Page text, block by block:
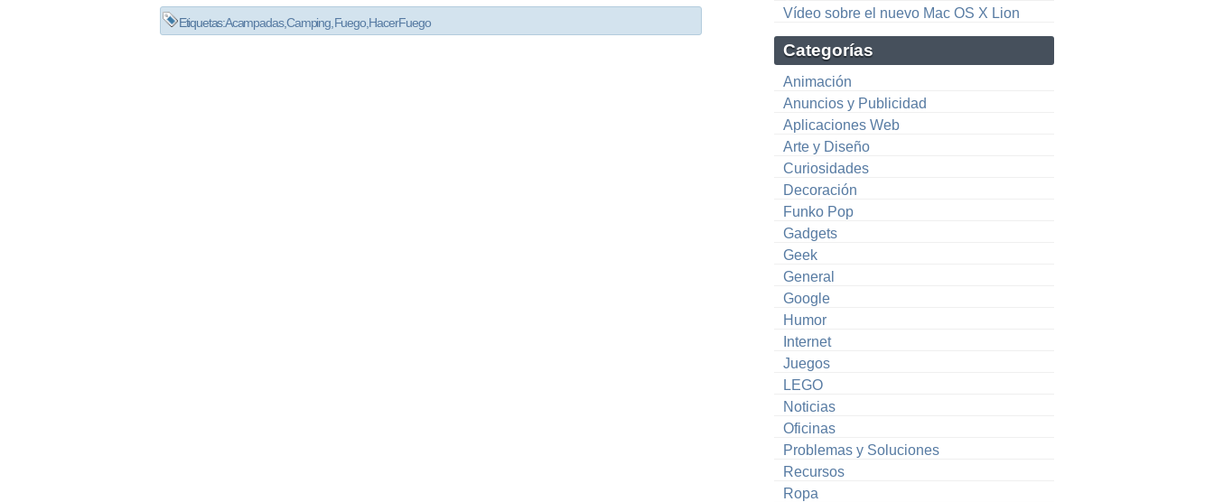
Etiquetas:Acampadas,Camping,Fuego,Hacer Fuego
Vídeo sobre el nuevo Mac OS X Lion
Categorías
Animación
Anuncios y Publicidad
Aplicaciones Web
Arte y Diseño
Curiosidades
Decoración
Funko Pop
Gadgets
Geek
General
Google
Humor
Internet
Juegos
LEGO
Noticias
Oficinas
Problemas y Soluciones
Recursos
Ropa